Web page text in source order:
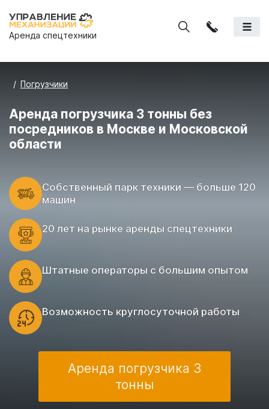
Аренда спецтехники
Погрузчики
Аренда погрузчика 3 тонны без
посредников в Москве и Московской
области
Cобственный парк техники — больше 120
машин
20 лет на рынке аренды спецтехники
Штатные операторы с большим опытом
Возможность круглосуточной работы
Аренда погрузчика 3
тонны